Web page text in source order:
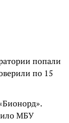
попали
по 15
МБУ